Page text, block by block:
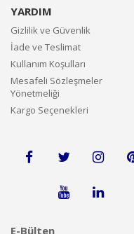
YARDIM
Gizlilik ve Güvenlik
İade ve Teslimat
Kullanım Koşulları
Mesafeli Sözleşmeler
Yönetmeliği
Kargo Seçenekleri
E-Bülten